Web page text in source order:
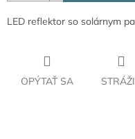
LED reflektor so solárnym
OPÝTAŤ SA